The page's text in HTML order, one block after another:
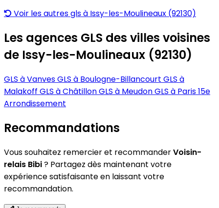
Voir les autres gls à Issy-les-Moulineaux (92130)
Les agences GLS des villes voisines
de Issy-les-Moulineaux (92130)
GLS à VanvesGLS à Boulogne-Billancourt GLS à
Malakoff GLS à ChâtillonGLS à MeudonGLS à Paris 15e
Arrondissement
Recommandations
Vous souhaitez remercier et recommanderVoisin-
relais Bibi? Partagez dès maintenant votre
expérience satisfaisante en laissant votre
recommandation.